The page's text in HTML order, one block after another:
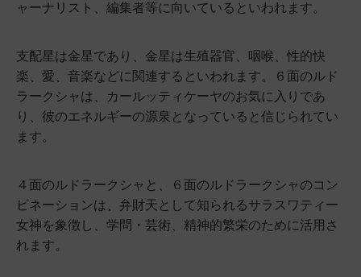
ャーナリスト、編集者等に向いているといわれます。
支配星は金星であり、金星は生殖器官、咽喉、性的快
楽、愛、音楽などに関連するといわれます。６面のルド
ラークシャは、カールッティケーヤのお気に入りであ
り、彼のエネルギーの源泉となっていると信じられてい
ます。
４面のルドラークシャと、６面のルドラークシャのコン
ビネーションは、弁財天として知られるサラスワティー
女神を象徴し、学問・芸術、精神的繁栄のために活用さ
れます。